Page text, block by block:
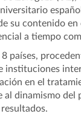
su contenido
a tiempo
países,
instituciones
en el
dinamismo del